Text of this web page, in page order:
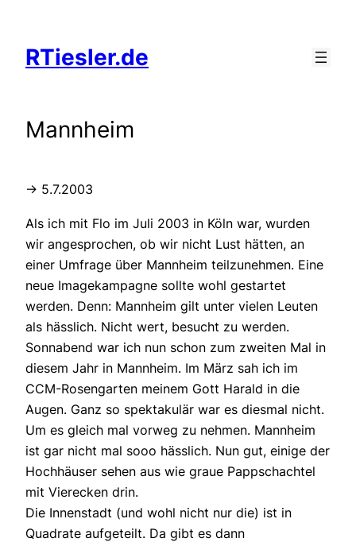
springen
RTiesler.de
Mannheim
-> 5.7.2003
Als ich mit Flo im Juli 2003 in Köln war, wurden
wir angesprochen, ob wir nicht Lust hätten, an
einer Umfrage über Mannheim teilzunehmen. Eine
neue Imagekampagne sollte wohl gestartet
werden. Denn: Mannheim gilt unter vielen Leuten
als hässlich. Nicht wert, besucht zu werden.
Sonnabend war ich nun schon zum zweiten Mal in
diesem Jahr in Mannheim. Im März sah ich im
CCM-Rosengarten meinem Gott Harald in die
Augen. Ganz so spektakulär war es diesmal nicht.
Um es gleich mal vorweg zu nehmen. Mannheim
ist gar nicht mal sooo hässlich. Nun gut, einige der
Hochhäuser sehen aus wie graue Pappschachtel
mit Vierecken drin.
Die Innenstadt (und wohl nicht nur die) ist in
Quadrate aufgeteilt. Da gibt es dann